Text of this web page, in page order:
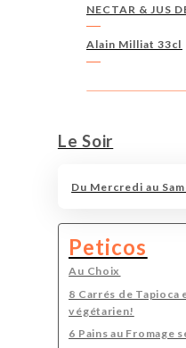
NECTAR & JUS
Alain Milliat 33cl
Le Soir
Du Mercredi au
Peticos
Au Choix
8 Carrés de Tapioca
végétarien!
6 Pains au Fromage